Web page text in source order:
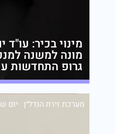
מינוי בכיר: עו"ד
מונה למשנה
גרופ התחדשות
מערכת זירת הנדל״ן יום